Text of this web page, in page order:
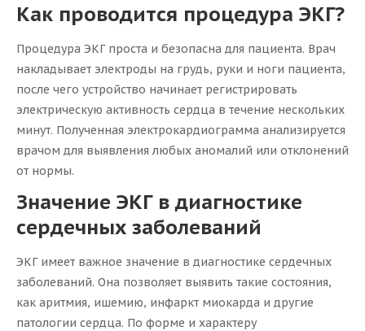
Как проводится процедура ЭКГ?
Процедура ЭКГ проста и безопасна для пациента. Врач
накладывает электроды на грудь, руки и ноги пациента,
после чего устройство начинает регистрировать
электрическую активность сердца в течение нескольких
минут. Полученная электрокардиограмма анализируется
врачом для выявления любых аномалий или отклонений
от нормы.
Значение ЭКГ в диагностике
сердечных заболеваний
ЭКГ имеет важное значение в диагностике сердечных
заболеваний. Она позволяет выявить такие состояния,
как аритмия, ишемию, инфаркт миокарда и другие
патологии сердца. По форме и характеру